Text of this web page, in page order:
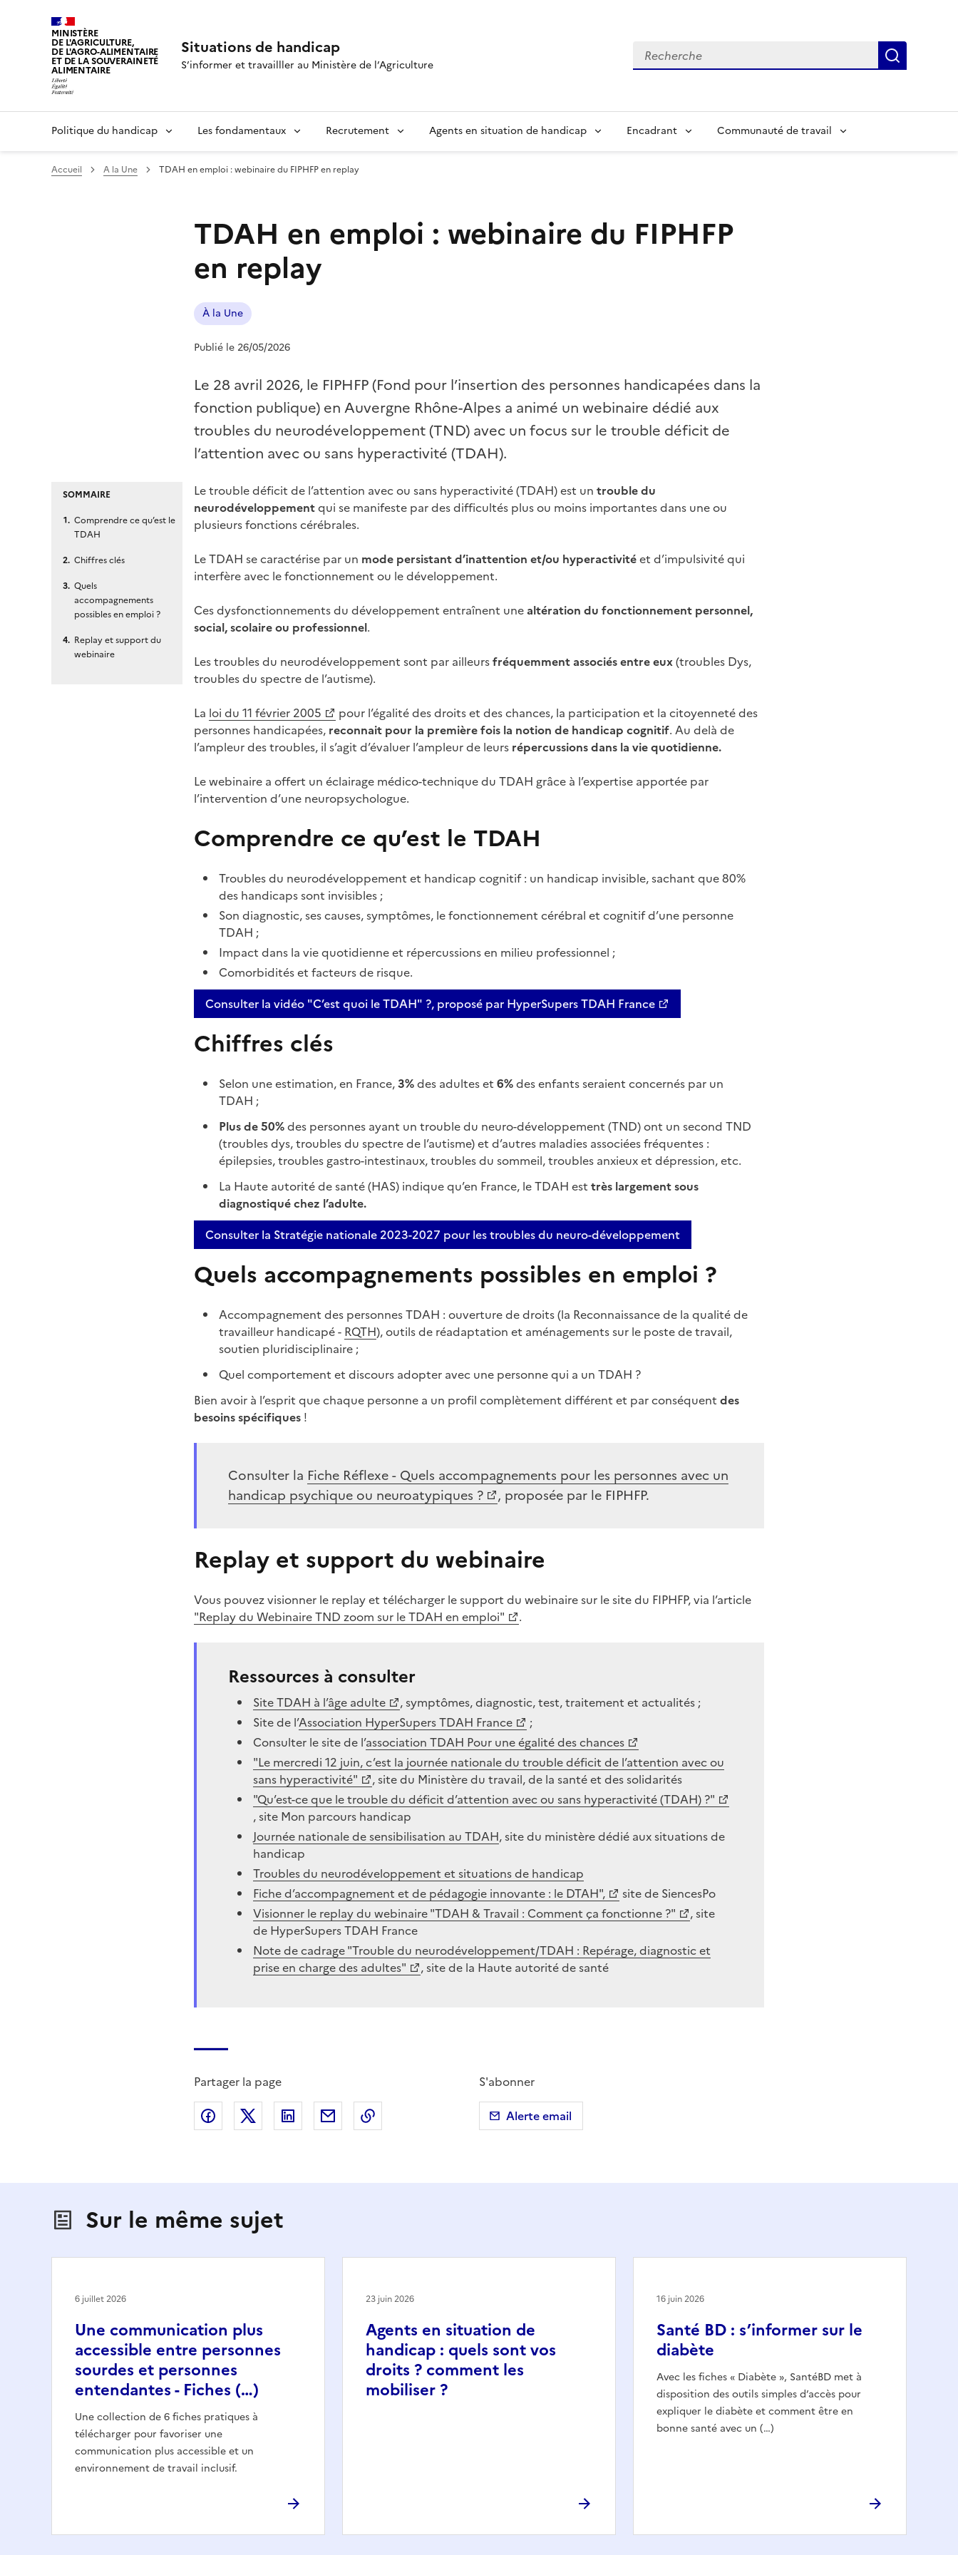
MINISTÈRE
DE L'AGRICULTURE,
DE L'AGRO-ALIMENTAIRE
ET DE LA SOUVERAINETÉ
ALIMENTAIRE
Situations de handicap
S’informer et travailller au Ministère de l’Agriculture
Recherche
Politique du handicap Les fondamentaux Recrutement Agents en situation de handicap Encadrant Communauté de travail
Accueil A la Une TDAH en emploi : webinaire du FIPHFP en replay
TDAH en emploi : webinaire du FIPHFP
en replay
À la Une
Publié le 26/05/2026
Le 28 avril 2026, le FIPHFP (Fond pour l’insertion des personnes handicapées dans la
fonction publique) en Auvergne Rhône-Alpes a animé un webinaire dédié aux
troubles du neurodéveloppement (TND) avec un focus sur le trouble déficit de
l’attention avec ou sans hyperactivité (TDAH).
SOMMAIRE
Comprendre ce qu’est le
TDAH
Chiffres clés
Quels
accompagnements
possibles en emploi ?
Replay et support du
webinaire
Le trouble déficit de l’attention avec ou sans hyperactivité (TDAH) est un trouble du
neurodéveloppementqui se manifeste par des difficultés plus ou moins importantes dans une ou
plusieurs fonctions cérébrales.
Le TDAH se caractérise par un mode persistant d’inattention et/ou hyperactivitéet d’impulsivité qui
interfère avec le fonctionnement ou le développement.
Ces dysfonctionnements du développement entraînent unealtération du fonctionnement personnel,
social, scolaire ou professionnel.
Les troubles du neurodéveloppement sont par ailleursfréquemment associés entre eux(troubles Dys,
troubles du spectre de l’autisme).
La loi du 11 février 2005
pour l’égalité des droits et des chances, la participation et la citoyenneté des
personnes handicapées, reconnait pour la première fois la notion de handicap cognitif. Au delà de
l’ampleur des troubles, il s’agit d’évaluer l’ampleur de leurs répercussions dans la vie quotidienne.
Le webinaire a offert un éclairage médico-technique du TDAH grâce à l’expertise apportée par
l’intervention d’une neuropsychologue.
Comprendre ce qu’est le TDAH
Troubles du neurodéveloppement et handicap cognitif : un handicap invisible, sachant que 80%
des handicaps sont invisibles ;
Son diagnostic, ses causes, symptômes, le fonctionnement cérébral et cognitif d’une personne
TDAH ;
Impact dans la vie quotidienne et répercussions en milieu professionnel ;
Comorbidités et facteurs de risque.
Consulter la vidéo "C’est quoi le TDAH" ?, proposé par HyperSupers TDAH France
Chiffres clés
Selon une estimation, en France,3%des adultes et6%des enfants seraient concernés par un
TDAH ;
Plus de 50%des personnes ayant un trouble du neuro-développement (TND) ont un second TND
(troubles dys, troubles du spectre de l’autisme) et d’autres maladies associées fréquentes :
épilepsies, troubles gastro-intestinaux, troubles du sommeil, troubles anxieux et dépression, etc.
La Haute autorité de santé (HAS) indique qu’en France, le TDAH esttrès largement sous
diagnostiqué chez l’adulte.
Consulter la Stratégie nationale 2023-2027 pour les troubles du neuro-développement
Quels accompagnements possibles en emploi ?
Accompagnement des personnes TDAH : ouverture de droits (la Reconnaissance de la qualité de
travailleur handicapé - RQTH), outils de réadaptation et aménagements sur le poste de travail,
soutien pluridisciplinaire ;
Quel comportement et discours adopter avec une personne qui a un TDAH ?
Bien avoir à l’esprit que chaque personne a un profil complètement différent et par conséquent des
besoins spécifiques !
Consulter la Fiche Réflexe - Quels accompagnements pour les personnes avec un
handicap psychique ou neuroatypiques ?
, proposée par le FIPHFP.
Replay et support du webinaire
Vous pouvez visionner le replay et télécharger le support du webinaire sur le site du FIPHFP, via l’article
"Replay du Webinaire TND zoom sur le TDAH en emploi"
.
Ressources à consulter
Site TDAH à l’âge adulte
, symptômes, diagnostic, test, traitement et actualités ;
Site de l’Association HyperSupers TDAH France
;
Consulter le site de l’association TDAH Pour une égalité des chances
"Le mercredi 12 juin, c’est la journée nationale du trouble déficit de l’attention avec ou
sans hyperactivité"
, site du Ministère du travail, de la santé et des solidarités
"Qu’est-ce que le trouble du déficit d’attention avec ou sans hyperactivité (TDAH) ?"
, site Mon parcours handicap
Journée nationale de sensibilisation au TDAH, site du ministère dédié aux situations de
handicap
Troubles du neurodéveloppement et situations de handicap
Fiche d’accompagnement et de pédagogie innovante : le DTAH",
site de SiencesPo
Visionner le replay du webinaire "TDAH & Travail : Comment ça fonctionne ?"
, site
de HyperSupers TDAH France
Note de cadrage "Trouble du neurodéveloppement/TDAH : Repérage, diagnostic et
prise en charge des adultes"
, site de la Haute autorité de santé
Partager la page
Partager sur Facebook
Partager sur X (anciennement Twitter)
Partager sur LinkedIn
Partager par emailCopier dans le presse-papier
S'abonner
Alerte email
Sur le même sujet
Une communication plus
accessible entre personnes
sourdes et personnes
entendantes - Fiches (…)
Une collection de 6 fiches pratiques à
télécharger pour favoriser une
communication plus accessible et un
environnement de travail inclusif.
6 juillet 2026
Agents en situation de
handicap : quels sont vos
droits ? comment les
mobiliser ?
23 juin 2026
Santé BD : s’informer sur le
diabète
Avec les fiches « Diabète », SantéBD met à
disposition des outils simples d’accès pour
expliquer le diabète et comment être en
bonne santé avec un (…)
16 juin 2026